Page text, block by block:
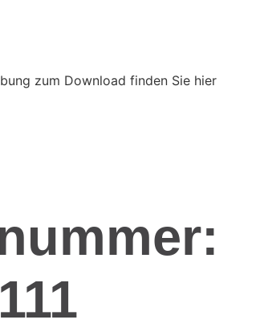
zum Download finden Sie hier